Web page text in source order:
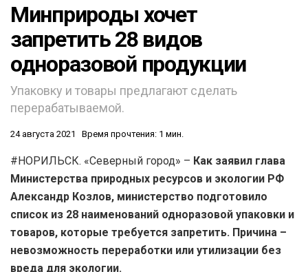
Минприроды хочет
запретить 28 видов
одноразовой продукции
Упаковку и товары предлагают сделать
перерабатываемой.
24 августа 2021 Время прочтения: 1 мин.
#НОРИЛЬСК. «Северный город» – Как заявил глава
Министерства природных ресурсов и экологии РФ
Александр Козлов, министерство подготовило
список из 28 наименований одноразовой упаковки и
товаров, которые требуется запретить. Причина –
невозможность переработки или утилизации без
вреда для экологии.